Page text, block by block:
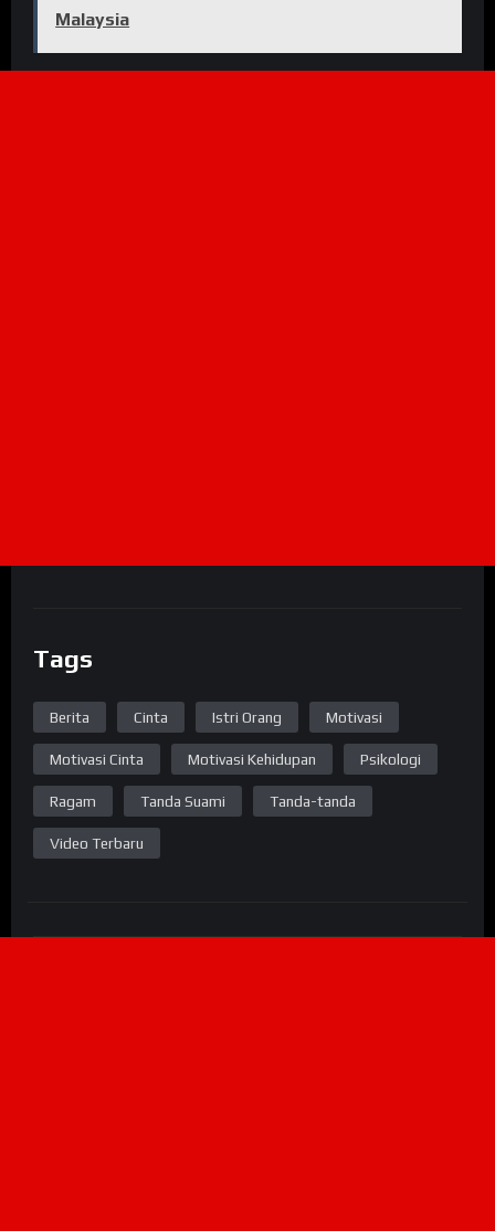
Malaysia
Tags
Berita Cinta Istri Orang Motivasi
Motivasi Cinta Motivasi Kehidupan Psikologi
Ragam Tanda Suami Tanda-tanda
Video Terbaru